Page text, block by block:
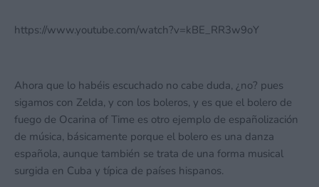
https://www.youtube.com/watch?v=kBE_RR3w9oY
Ahora que lo habéis escuchado no cabe duda, ¿no? pues
sigamos con Zelda, y con los boleros, y es que el bolero de
fuego de Ocarina of Time es otro ejemplo de españolización
de música, básicamente porque el bolero es una danza
española, aunque también se trata de una forma musical
surgida en Cuba y típica de países hispanos.